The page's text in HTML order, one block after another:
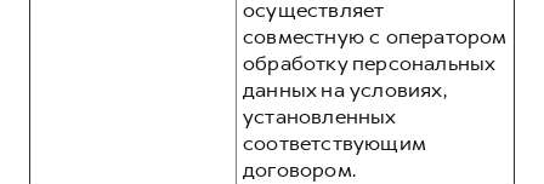
осуществляет
совместную с оператором
обработку персональных
данных на условиях,
установленных
соответствующим
договором.